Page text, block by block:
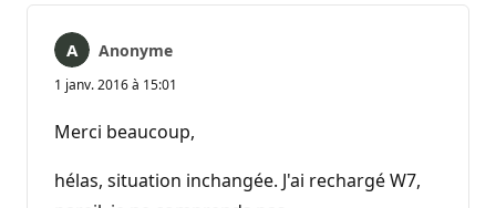
Anonyme
1 janv. 2016 à 15:01
Merci beaucoup,
hélas, situation inchangée. J'ai rechargé W7,